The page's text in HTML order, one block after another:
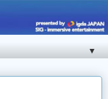
▼